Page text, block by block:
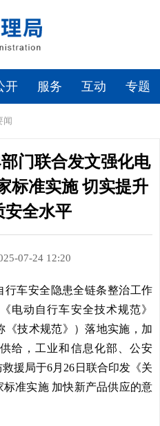
开 服务 互动 专题
闻
门联合发文强化电
标准实施 切实提升
安全水平
07-24 12:20
行车安全隐患全链条整治工作
电动自行车安全技术规范》
《技术规范》）落地实施，加
给，工业和信息化部、公安
援局于6月26日联合印发《关
准实施 加快新产品供应的意